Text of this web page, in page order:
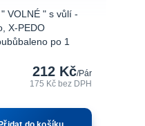
VOLNÉ " s vůlí -
X-PEDO
po 1
212 Kč/Pár
175 Kč bez DPH